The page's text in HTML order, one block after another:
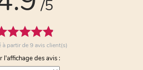
5/5
i tolérances et ne la prive pas !
vous a-t-il été utile ?
Non 0
/5
à partir de9 avis client(s)
l'affichage des avis :